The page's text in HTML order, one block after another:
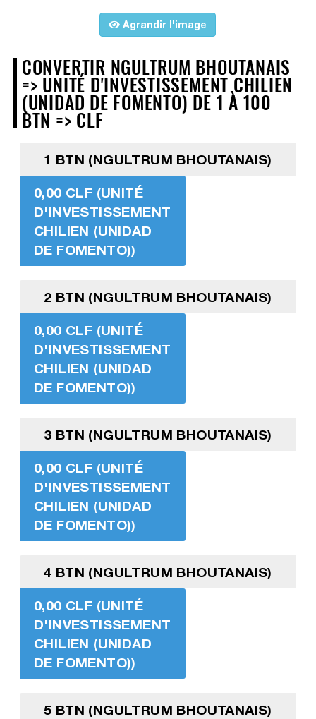
Agrandir l'image
CONVERTIR NGULTRUM BHOUTANAIS
=> UNITÉ D'INVESTISSEMENT CHILIEN
(UNIDAD DE FOMENTO) DE 1 À 100
BTN => CLF
1 BTN (NGULTRUM BHOUTANAIS)
0,00 CLF (UNITÉ
D'INVESTISSEMENT
CHILIEN (UNIDAD
DE FOMENTO))
2 BTN (NGULTRUM BHOUTANAIS)
0,00 CLF (UNITÉ
D'INVESTISSEMENT
CHILIEN (UNIDAD
DE FOMENTO))
3 BTN (NGULTRUM BHOUTANAIS)
0,00 CLF (UNITÉ
D'INVESTISSEMENT
CHILIEN (UNIDAD
DE FOMENTO))
4 BTN (NGULTRUM BHOUTANAIS)
0,00 CLF (UNITÉ
D'INVESTISSEMENT
CHILIEN (UNIDAD
DE FOMENTO))
5 BTN (NGULTRUM BHOUTANAIS)